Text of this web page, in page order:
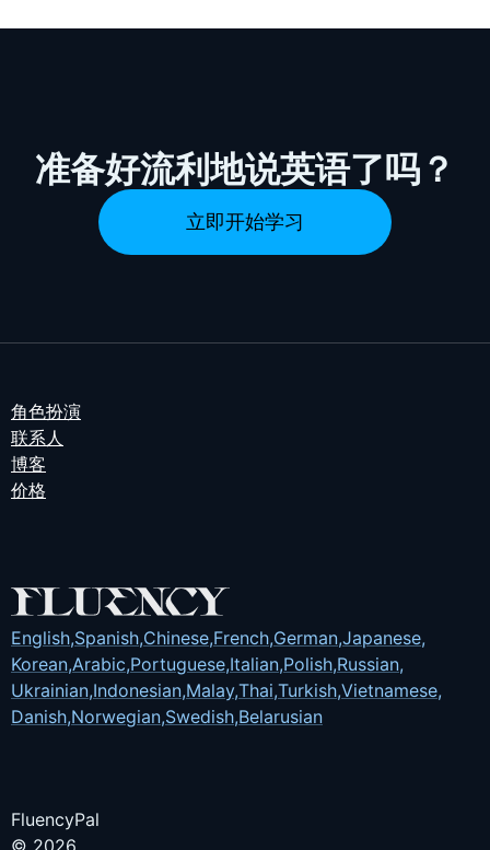
准备好流利地说英语了吗？
立即开始学习
角色扮演
联系人
博客
价格
English,Spanish,Chinese,French,German,Japanese,
Korean,Arabic,Portuguese,Italian,Polish,Russian,
Ukrainian,Indonesian,Malay,Thai,Turkish,Vietnamese,
Danish,Norwegian,Swedish,Belarusian
FluencyPal
© 2026